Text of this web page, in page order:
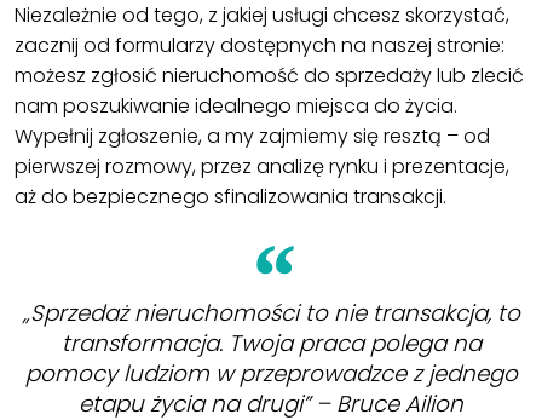
Niezależnie od tego, z jakiej usługi chcesz skorzystać,
zacznij od formularzy dostępnych na naszej stronie:
możesz zgłosić nieruchomość do sprzedaży lub zlecić
nam poszukiwanie idealnego miejsca do życia.
Wypełnij zgłoszenie, a my zajmiemy się resztą – od
pierwszej rozmowy, przez analizę rynku i prezentacje,
aż do bezpiecznego sfinalizowania transakcji.
„Sprzedaż nieruchomości to nie transakcja, to
transformacja. Twoja praca polega na
pomocy ludziom w przeprowadzce z jednego
etapu życia na drugi” – Bruce Ailion